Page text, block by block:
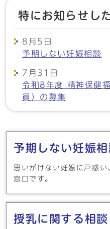
特にお知らせし
8月5日
予期しない妊娠相談
7月31日
令和8年度 精神保健
員）の募集
メインメニュー
予期しない妊娠相
思いがけない妊娠に戸惑
窓口です。
授乳に関する相談